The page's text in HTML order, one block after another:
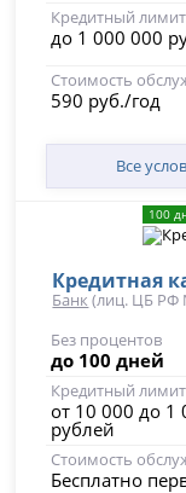
Кредитный
до 1 000 000
Стоимость
590 руб./год
Все
100
Кредитная
Банк (лиц. ЦБ РФ
Без процентов
до 100 дней
Кредитный
от 10 000 до 1
рублей
Стоимость
Бесплатно